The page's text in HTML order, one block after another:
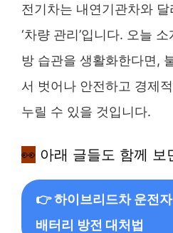
전기차는 내연기관차와 달
‘차량 관리’입니다. 오늘
방 습관을 생활화한다면,
서 벗어나 안전하고 경제
누릴 수 있을 것입니다.
👀 아래 글들도 함께 보
👉 하이브리드차 운전
배터리 방전 대처법